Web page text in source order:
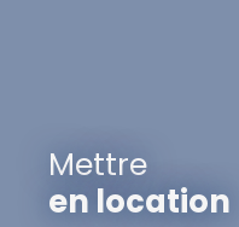
Mettre
en location